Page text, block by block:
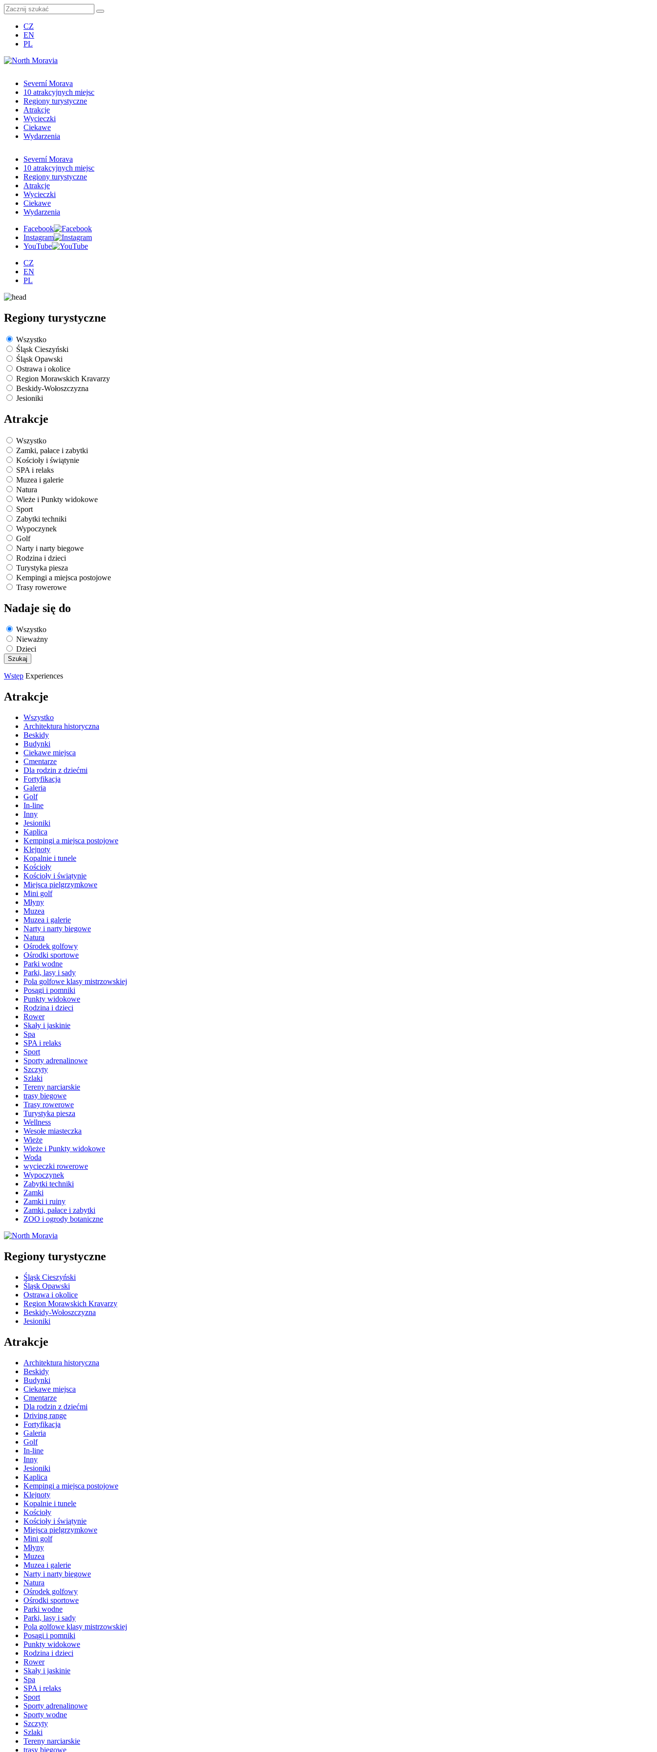
CZ
EN
PL
Severní Morava
10 atrakcyjnych miejsc
Regiony turystyczne
Atrakcje
Wycieczki
Ciekawe
Wydarzenia
Severní Morava
10 atrakcyjnych miejsc
Regiony turystyczne
Atrakcje
Wycieczki
Ciekawe
Wydarzenia
Facebook
Instagram
YouTube
CZ
EN
PL
Regiony turystyczne
Wszystko
Śląsk Cieszyński
Śląsk Opawski
Ostrawa i okolice
Region Morawskich Kravarzy
Beskidy-Wołoszczyzna
Jesioniki
Atrakcje
Wszystko
Zamki, pałace i zabytki
Kościoły i świątynie
SPA i relaks
Muzea i galerie
Natura
Wieże i Punkty widokowe
Sport
Zabytki techniki
Wypoczynek
Golf
Narty i narty biegowe
Rodzina i dzieci
Turystyka piesza
Kempingi a miejsca postojowe
Trasy rowerowe
Nadaje się do
Wszystko
Nieważny
Dzieci
Wstęp Experiences
Atrakcje
Wszystko
Architektura historyczna
Beskidy
Budynki
Ciekawe miejsca
Cmentarze
Dla rodzin z dziećmi
Fortyfikacja
Galeria
Golf
In-line
Inny
Jesioniki
Kaplica
Kempingi a miejsca postojowe
Klejnoty
Kopalnie i tunele
Kościoły
Kościoły i świątynie
Miejsca pielgrzymkowe
Mini golf
Młyny
Muzea
Muzea i galerie
Narty i narty biegowe
Natura
Ośrodek golfowy
Ośrodki sportowe
Parki wodne
Parki, lasy i sady
Pola golfowe klasy mistrzowskiej
Posągi i pomniki
Punkty widokowe
Rodzina i dzieci
Rower
Skały i jaskinie
Spa
SPA i relaks
Sport
Sporty adrenalinowe
Szczyty
Szlaki
Tereny narciarskie
trasy biegowe
Trasy rowerowe
Turystyka piesza
Wellness
Wesołe miasteczka
Wieże
Wieże i Punkty widokowe
Woda
wycieczki rowerowe
Wypoczynek
Zabytki techniki
Zamki
Zamki i ruiny
Zamki, pałace i zabytki
ZOO i ogrody botaniczne
Regiony turystyczne
Śląsk Cieszyński
Śląsk Opawski
Ostrawa i okolice
Region Morawskich Kravarzy
Beskidy-Wołoszczyzna
Jesioniki
Atrakcje
Architektura historyczna
Beskidy
Budynki
Ciekawe miejsca
Cmentarze
Dla rodzin z dziećmi
Driving range
Fortyfikacja
Galeria
Golf
In-line
Inny
Jesioniki
Kaplica
Kempingi a miejsca postojowe
Klejnoty
Kopalnie i tunele
Kościoły
Kościoły i świątynie
Miejsca pielgrzymkowe
Mini golf
Młyny
Muzea
Muzea i galerie
Narty i narty biegowe
Natura
Ośrodek golfowy
Ośrodki sportowe
Parki wodne
Parki, lasy i sady
Pola golfowe klasy mistrzowskiej
Posągi i pomniki
Punkty widokowe
Rodzina i dzieci
Rower
Skały i jaskinie
Spa
SPA i relaks
Sport
Sporty adrenalinowe
Sporty wodne
Szczyty
Szlaki
Tereny narciarskie
trasy biegowe